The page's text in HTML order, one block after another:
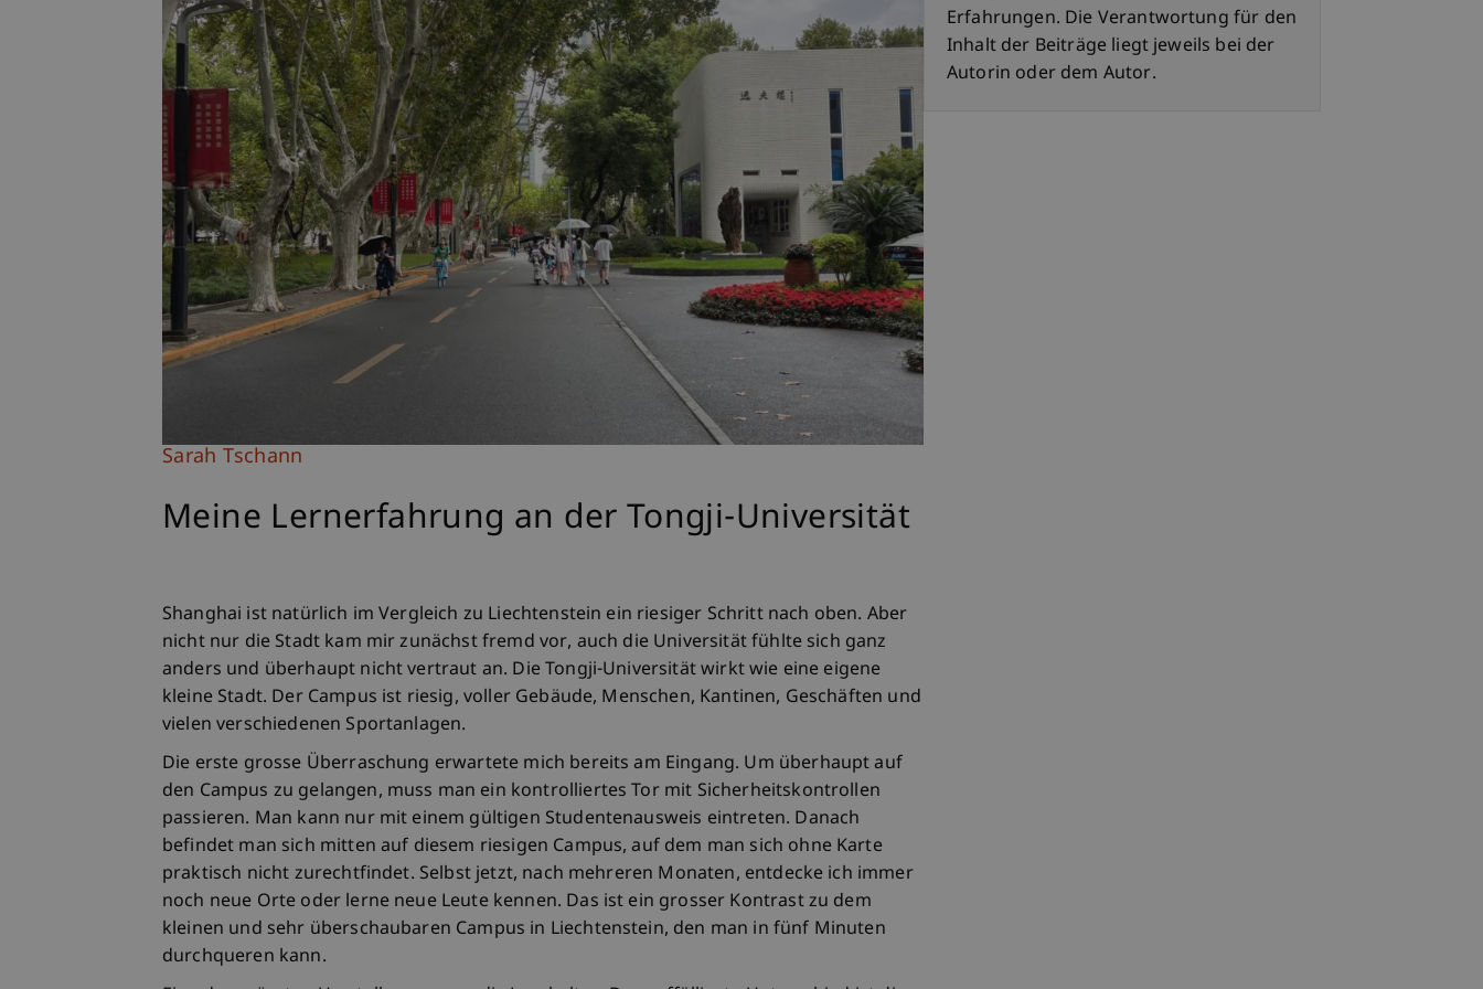
Sarah Tschann
Meine Lernerfahrung an der Tongji-Universität
Shanghai ist natürlich im Vergleich zu Liechtenstein ein riesiger Schritt nach oben. Aber
nicht nur die Stadt kam mir zunächst fremd vor, auch die Universität fühlte sich ganz
anders und überhaupt nicht vertraut an. Die Tongji-Universität wirkt wie eine eigene
kleine Stadt. Der Campus ist riesig, voller Gebäude, Menschen, Kantinen, Geschäften und
vielen verschiedenen Sportanlagen.
Die erste grosse Überraschung erwartete mich bereits am Eingang. Um überhaupt auf
den Campus zu gelangen, muss man ein kontrolliertes Tor mit Sicherheitskontrollen
passieren. Man kann nur mit einem gültigen Studentenausweis eintreten. Danach
befindet man sich mitten auf diesem riesigen Campus, auf dem man sich ohne Karte
praktisch nicht zurechtfindet. Selbst jetzt, nach mehreren Monaten, entdecke ich immer
noch neue Orte oder lerne neue Leute kennen. Das ist ein grosser Kontrast zu dem
kleinen und sehr überschaubaren Campus in Liechtenstein, den man in fünf Minuten
durchqueren kann.
Erfahrungen. Die Verantwortung für den
Inhalt der Beiträge liegt jeweils bei der
Autorin oder dem Autor.